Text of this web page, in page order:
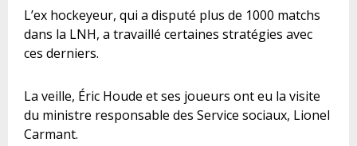
L’ex hockeyeur, qui a disputé plus de 1000 matchs
dans la LNH, a travaillé certaines stratégies avec
ces derniers.
La veille, Éric Houde et ses joueurs ont eu la visite
du ministre responsable des Service sociaux, Lionel
Carmant.